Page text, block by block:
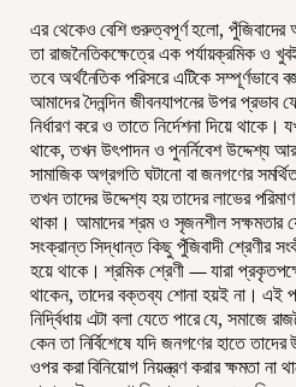
এর থেকেও বেশি গুরুত্বপূর্ণ হলো, পুঁজিবাদের
তা রাজনৈতিকক্ষেত্রে এক পর্যায়ক্রমিক ও
তবে অর্থনৈতিক পরিসরে এটিকে সম্পূর্ণভাবে
আমাদের দৈনন্দিন জীবনযাপনের উপর
নির্ধারণ করে ও তাতে নির্দেশনা দিয়ে
থাকে, তখন উৎপাদন ও পুনর্নিবেশ উদ্দেশ্য
সামাজিক অগ্রগতি ঘটানো বা জনগণের
তখন তাদের উদ্দেশ্য হয় তাদের লাভের
থাকা। আমাদের শ্রম ও সৃজনশীল সক্ষমতার
সংক্রান্ত সিদ্ধান্ত কিছু পুঁজিবাদী শ্রেণীর
হয়ে থাকে। শ্রমিক শ্রেণী — যারা
থাকেন, তাদের বক্তব্য শোনা হয়ই না। এই
নির্দ্বিধায় এটা বলা যেতে পারে যে, সমাজে
কেন তা নির্বিশেষে যদি জনগণের হাতে
ওপর করা বিনিয়োগ নিয়ন্ত্রণ করার ক্ষমতা না